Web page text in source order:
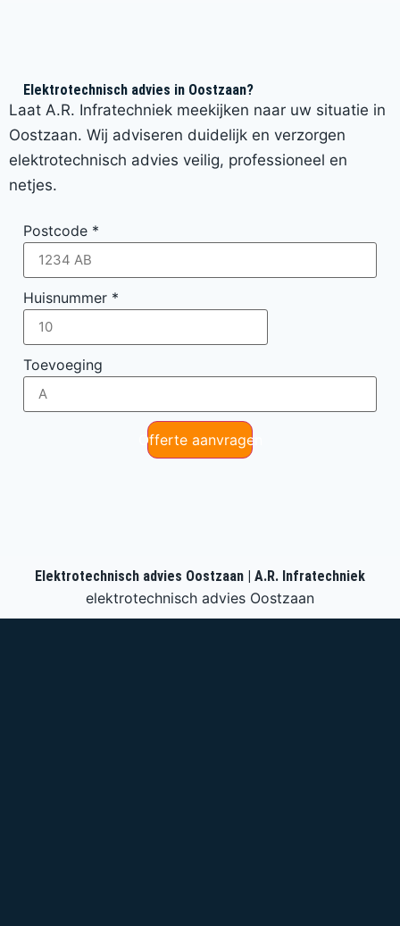
Elektrotechnisch advies in Oostzaan?
Laat A.R. Infratechniek meekijken naar uw situatie in
Oostzaan. Wij adviseren duidelijk en verzorgen
elektrotechnisch advies veilig, professioneel en
netjes.
Postcode *
Huisnummer *
Toevoeging
Offerte aanvragen
Elektrotechnisch advies Oostzaan | A.R. Infratechniek
elektrotechnisch advies Oostzaan